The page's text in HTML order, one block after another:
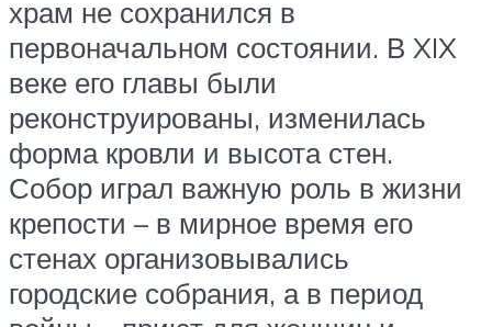
храм не сохранился в
первоначальном состоянии. В XIX
веке его главы были
реконструированы, изменилась
форма кровли и высота стен.
Собор играл важную роль в жизни
крепости – в мирное время его
стенах организовывались
городские собрания, а в период